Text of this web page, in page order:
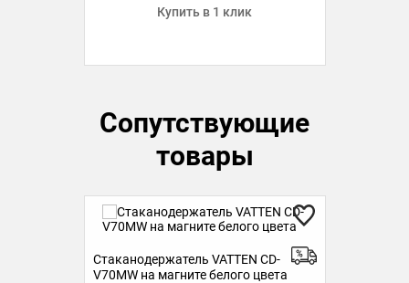
Купить в 1 клик
Сопутствующие
товары
Стаканодержатель VATTEN CD-
V70MW на магните белого цвета